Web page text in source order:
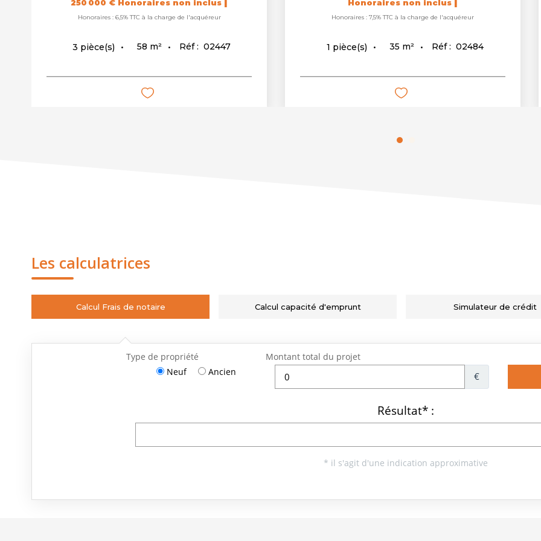
250 000 € Honoraires non inclus
Honoraires : 6,5% TTC à la charge de l'acquéreur
3 pièce(s) 58 m² Réf : 02447
Honoraires non inclus
Honoraires : 7,5% TTC à la charge de l'acquéreur
1 pièce(s) 35 m² Réf : 02484
Les calculatrices
Calcul Frais de notaire Calcul capacité d'emprunt Simulateur de crédit